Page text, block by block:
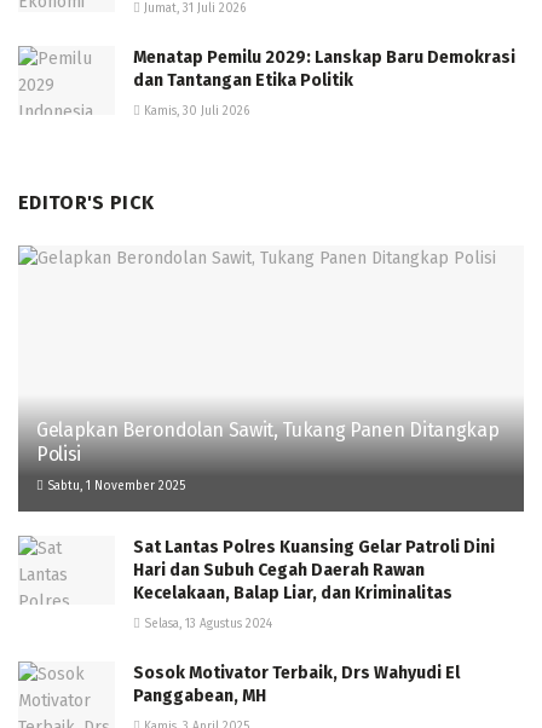
Jumat, 31 Juli 2026
Menatap Pemilu 2029: Lanskap Baru Demokrasi
dan Tantangan Etika Politik
Kamis, 30 Juli 2026
EDITOR'S PICK
Gelapkan Berondolan Sawit, Tukang Panen Ditangkap
Polisi
Sabtu, 1 November 2025
Sat Lantas Polres Kuansing Gelar Patroli Dini
Hari dan Subuh Cegah Daerah Rawan
Kecelakaan, Balap Liar, dan Kriminalitas
Selasa, 13 Agustus 2024
Sosok Motivator Terbaik, Drs Wahyudi El
Panggabean, MH